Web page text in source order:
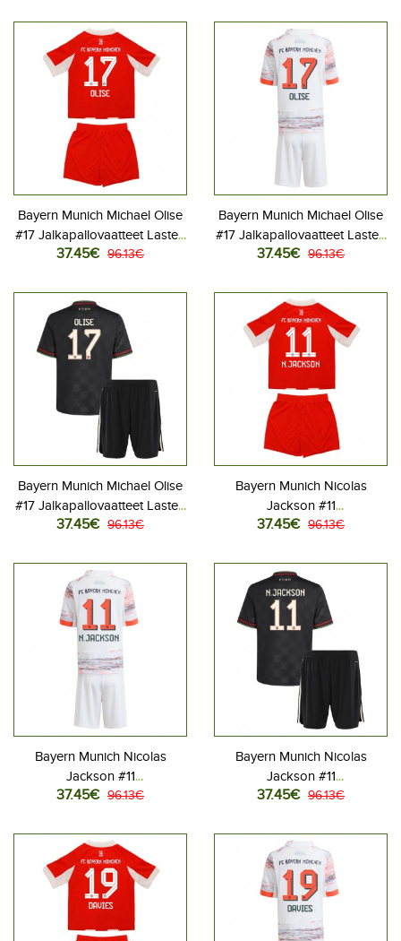
housut)
housut)
Bayern Munich Michael Olise
#17 Jalkapallovaatteet Lasten
Kotipeliasu 2025-26
housut)
37.45€ 96.13€
Bayern Munich Michael Olise
#17 Jalkapallovaatteet Lasten
Vieraspeliasu 2025-26
housut)
37.45€ 96.13€
Bayern Munich Michael Olise
#17 Jalkapallovaatteet Lasten
Kolmas peliasu 2025-26
housut)
37.45€ 96.13€
Bayern Munich Nicolas
Jackson #11
Jalkapallovaatteet Lasten
Lyhythihainen (+ Lyhyet
housut)
37.45€ 96.13€
Bayern Munich Nicolas
Jackson #11
Jalkapallovaatteet Lasten
Lyhythihainen (+ Lyhyet
housut)
37.45€ 96.13€
Bayern Munich Nicolas
Jackson #11
Jalkapallovaatteet Lasten
Lyhythihainen (+ Lyhyet
housut)
37.45€ 96.13€